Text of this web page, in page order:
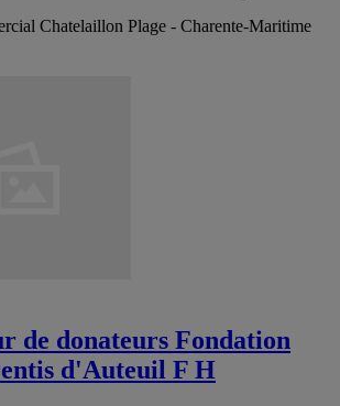
Chatelaillon Plage - Charente-Maritime
de donateurs Fondation
d'Auteuil F H